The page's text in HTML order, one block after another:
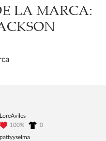
LA MARCA:
LoreAviles
100%
0
pattyyselma